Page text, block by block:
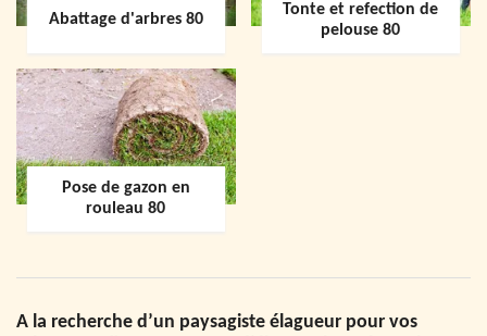
Abattage d'arbres 80
Tonte et refection de
pelouse 80
Pose de gazon en
rouleau 80
A la recherche d’un paysagiste élagueur pour vos